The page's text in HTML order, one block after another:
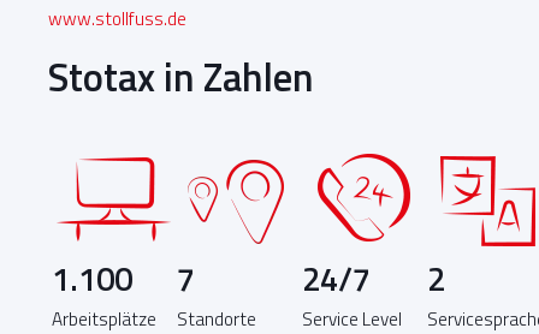
www.stollfuss.de
Stotax in Zahlen
1.100
Arbeitsplätze
7
Standorte
24/7
Service Level
2